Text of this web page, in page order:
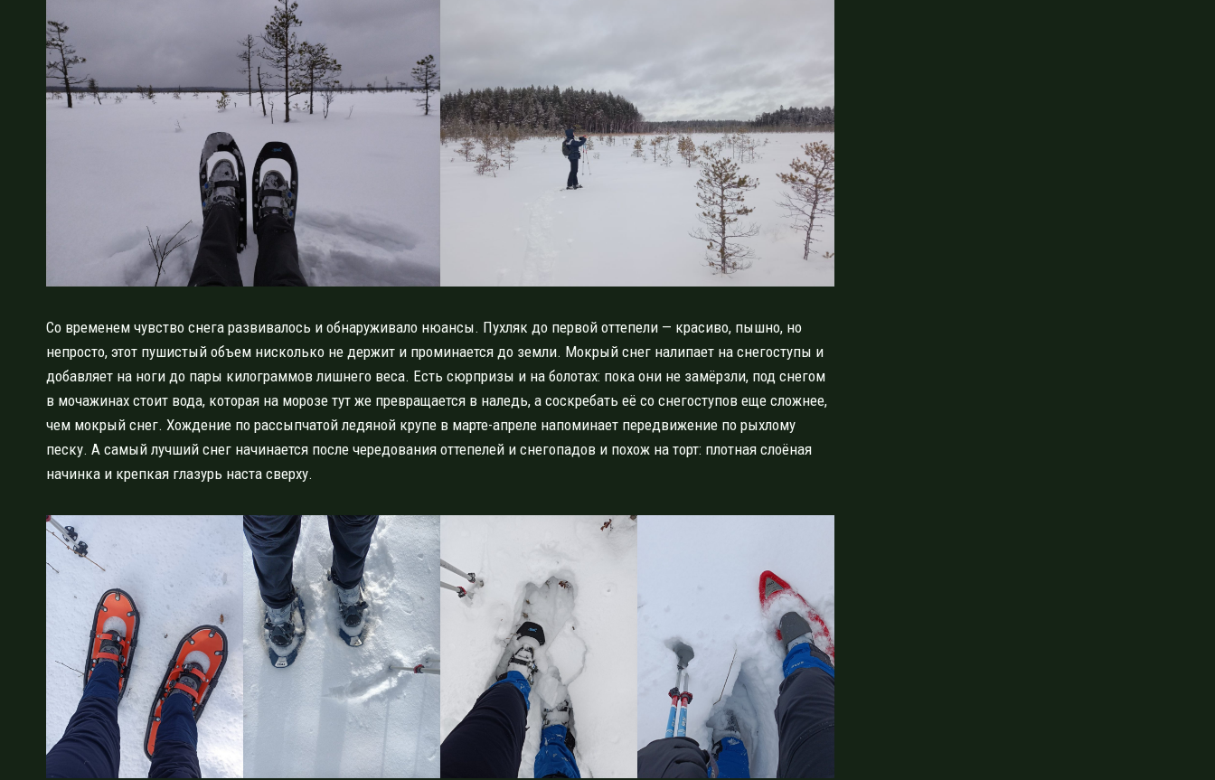
Со временем чувство снега развивалось и обнаруживало нюансы. Пухляк до первой оттепели — красиво, пышно, но
непросто, этот пушистый объем нисколько не держит и проминается до земли. Мокрый снег налипает на снегоступы и
добавляет на ноги до пары килограммов лишнего веса. Есть сюрпризы и на болотах: пока они не замёрзли, под снегом
в мочажинах стоит вода, которая на морозе тут же превращается в наледь, а соскребать её со снегоступов еще сложнее,
чем мокрый снег. Хождение по рассыпчатой ледяной крупе в марте-апреле напоминает передвижение по рыхлому
песку. А самый лучший снег начинается после чередования оттепелей и снегопадов и похож на торт: плотная слоёная
начинка и крепкая глазурь наста сверху.